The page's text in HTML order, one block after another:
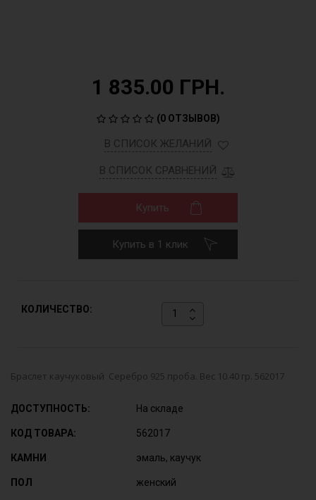
1 835.00 ГРН.
(0 ОТЗЫВОВ)
В СПИСОК ЖЕЛАНИЙ
В СПИСОК СРАВНЕНИЙ
Купить
Купить в 1 клик
КОЛИЧЕСТВО:
Браслет каучуковый Серебро 925 проба. Вес 10.40 гр. 562017
ДОСТУПНОСТЬ: На складе
КОД ТОВАРА: 562017
КАМНИ эмаль, каучук
ПОЛ женский